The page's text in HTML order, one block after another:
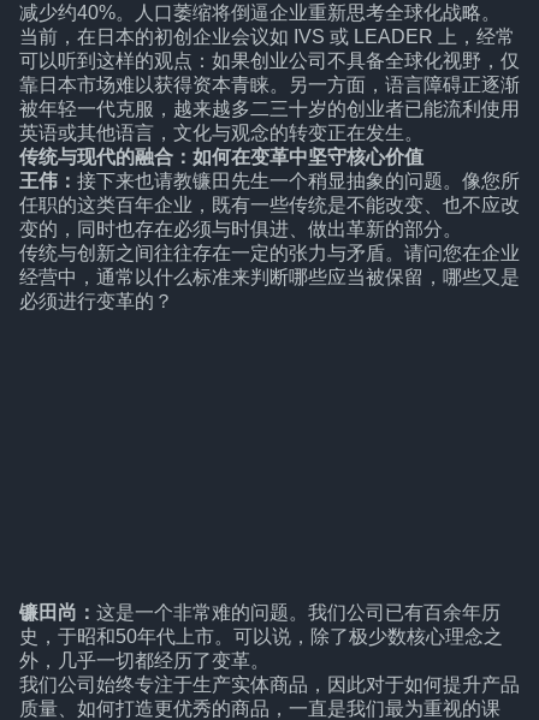
减少约40%。人口萎缩将倒逼企业重新思考全球化战略。
当前，在日本的初创企业会议如 IVS 或 LEADER 上，经常
可以听到这样的观点：如果创业公司不具备全球化视野，仅
靠日本市场难以获得资本青睐。另一方面，语言障碍正逐渐
被年轻一代克服，越来越多二三十岁的创业者已能流利使用
英语或其他语言，文化与观念的转变正在发生。
传统与现代的融合：如何在变革中坚守核心价值
王伟： 接下来也请教镰田先生一个稍显抽象的问题。像您所
任职的这类百年企业，既有一些传统是不能改变、也不应改
变的，同时也存在必须与时俱进、做出革新的部分。
传统与创新之间往往存在一定的张力与矛盾。请问您在企业
经营中，通常以什么标准来判断哪些应当被保留，哪些又是
必须进行变革的？
镰田尚： 这是一个非常难的问题。我们公司已有百余年历
史，于昭和50年代上市。可以说，除了极少数核心理念之
外，几乎一切都经历了变革。
我们公司始终专注于生产实体商品，因此对于如何提升产品
质量、如何打造更优秀的商品，一直是我们最为重视的课